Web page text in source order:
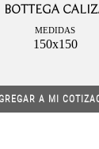
BOTTEGA
MEDIDAS
150x150
A MI